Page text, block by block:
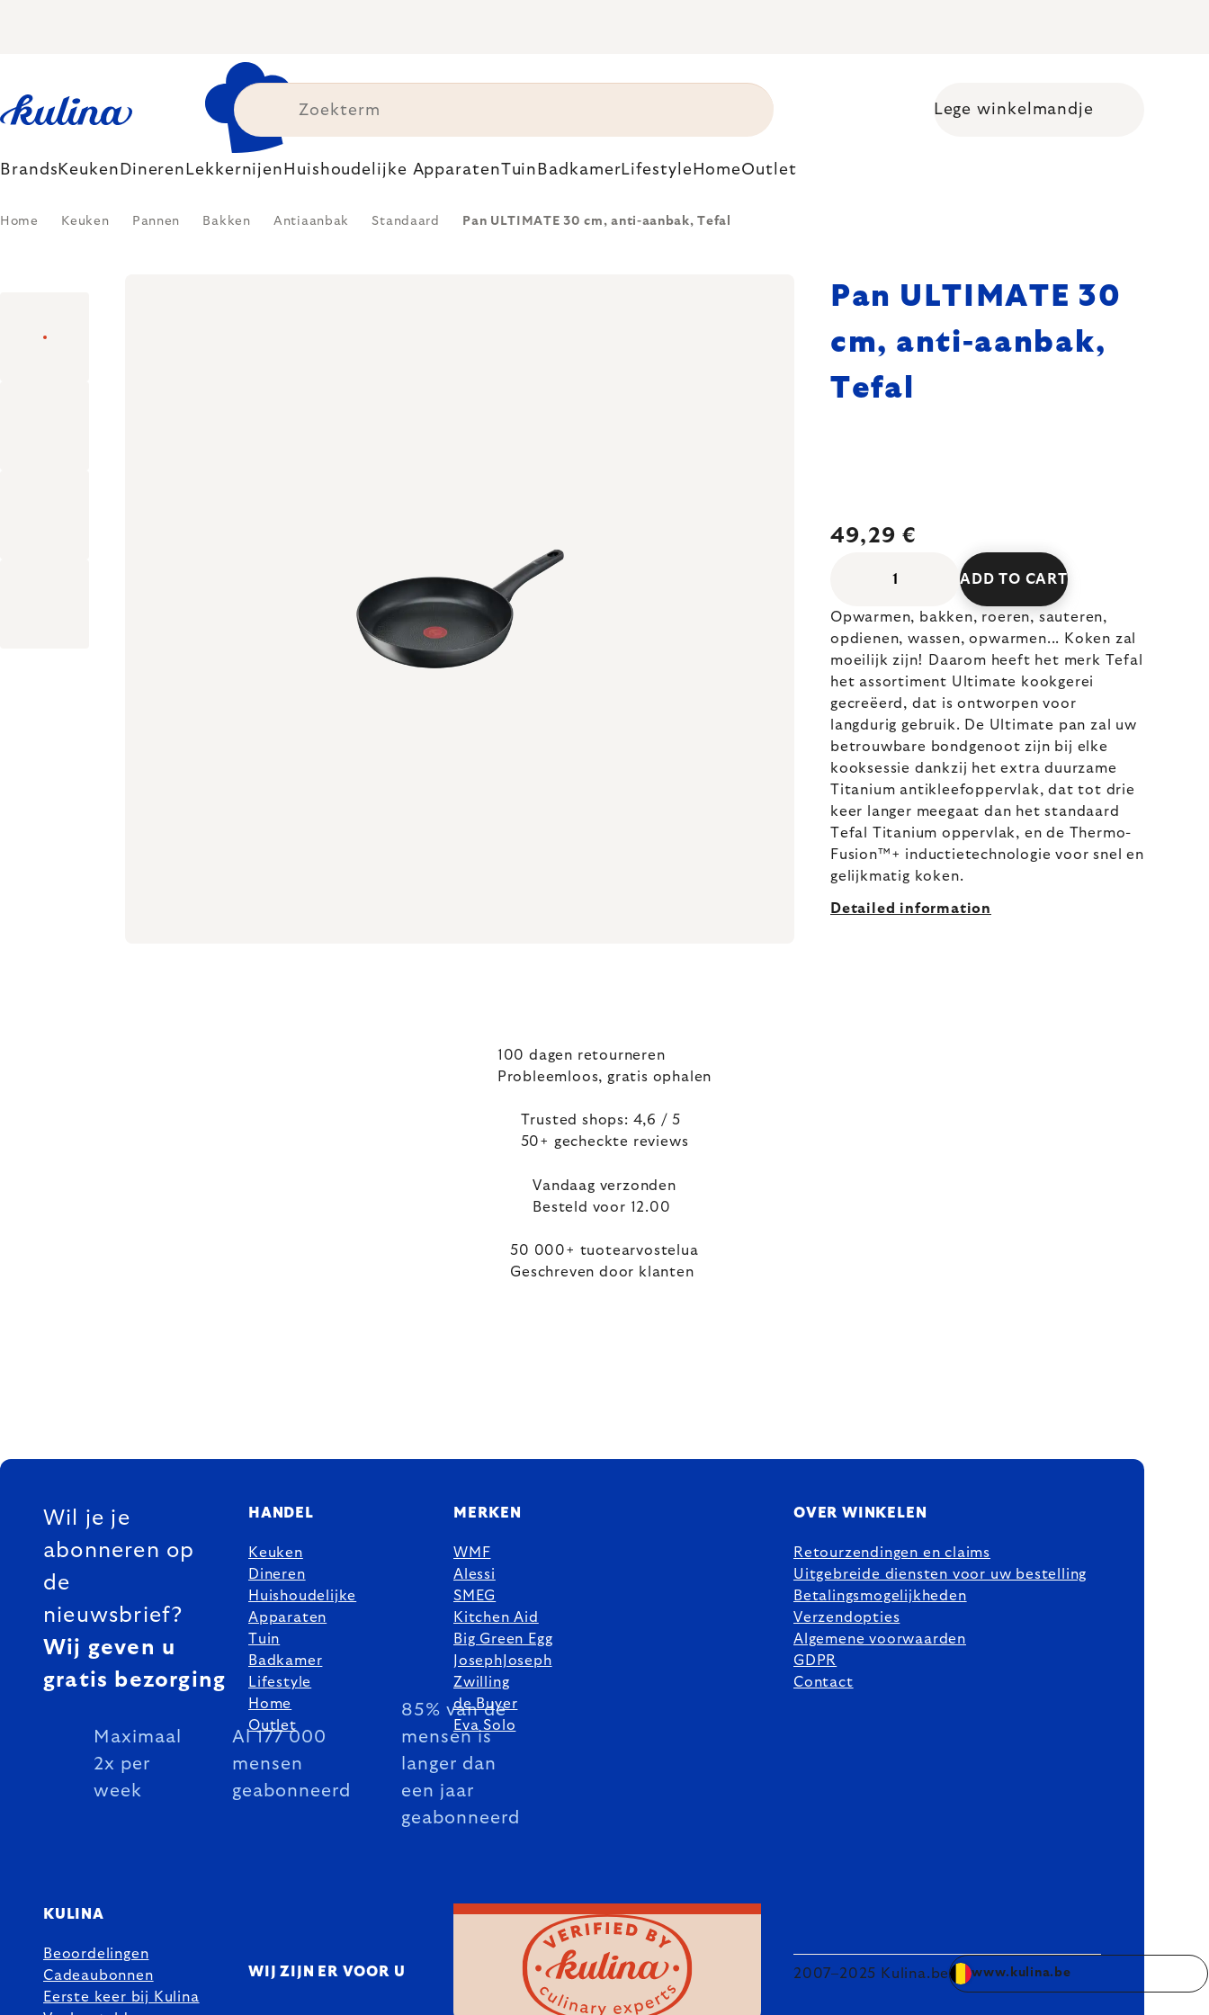
Shopping cart
Lege winkelmandje
Brands Keuken Dineren Lekkernijen Huishoudelijke ApparatenTuin BadkamerLifestyle HomeOutlet
Home Keuken Pannen Bakken Antiaanbak Standaard Pan ULTIMATE 30 cm, anti-aanbak, Tefal
Pan ULTIMATE 30
cm, anti-aanbak,
Tefal
49,29 €
ADD TO CART
Opwarmen, bakken, roeren, sauteren,
opdienen, wassen, opwarmen... Koken zal
moeilijk zijn! Daarom heeft het merk Tefal
het assortiment Ultimate kookgerei
gecreëerd, dat is ontworpen voor
langdurig gebruik. De Ultimate pan zal uw
betrouwbare bondgenoot zijn bij elke
kooksessie dankzij het extra duurzame
Titanium antikleefoppervlak, dat tot drie
keer langer meegaat dan het standaard
Tefal Titanium oppervlak, en de Thermo-
Fusion™+ inductietechnologie voor snel en
gelijkmatig koken.
Detailed information
100 dagen retourneren
Probleemloos, gratis ophalen
Trusted shops: 4,6 / 5
50+ gecheckte reviews
Vandaag verzonden
Besteld voor 12.00
50 000+ tuotearvostelua
Geschreven door klanten
FOOTER
Wil je je
abonneren op
de
nieuwsbrief?
Wij geven u
gratis bezorging
Maximaal
2x per
week
Al 177 000
mensen
geabonneerd
85% van de
mensen is
langer dan
een jaar
geabonneerd
HANDEL
Keuken
Dineren
Huishoudelijke
Apparaten
Tuin
Badkamer
Lifestyle
Home
Outlet
MERKEN
WMF
Alessi
SMEG
Kitchen Aid
Big Green Egg
JosephJoseph
Zwilling
de Buyer
Eva Solo
OVER WINKELEN
Retourzendingen en claims
Uitgebreide diensten voor uw bestelling
Betalingsmogelijkheden
Verzendopties
Algemene voorwaarden
GDPR
Contact
KULINA
Beoordelingen
Cadeaubonnen
Eerste keer bij Kulina
WIJ ZIJN ER VOOR U 2007–2025 Kulina.be www.kulina.be